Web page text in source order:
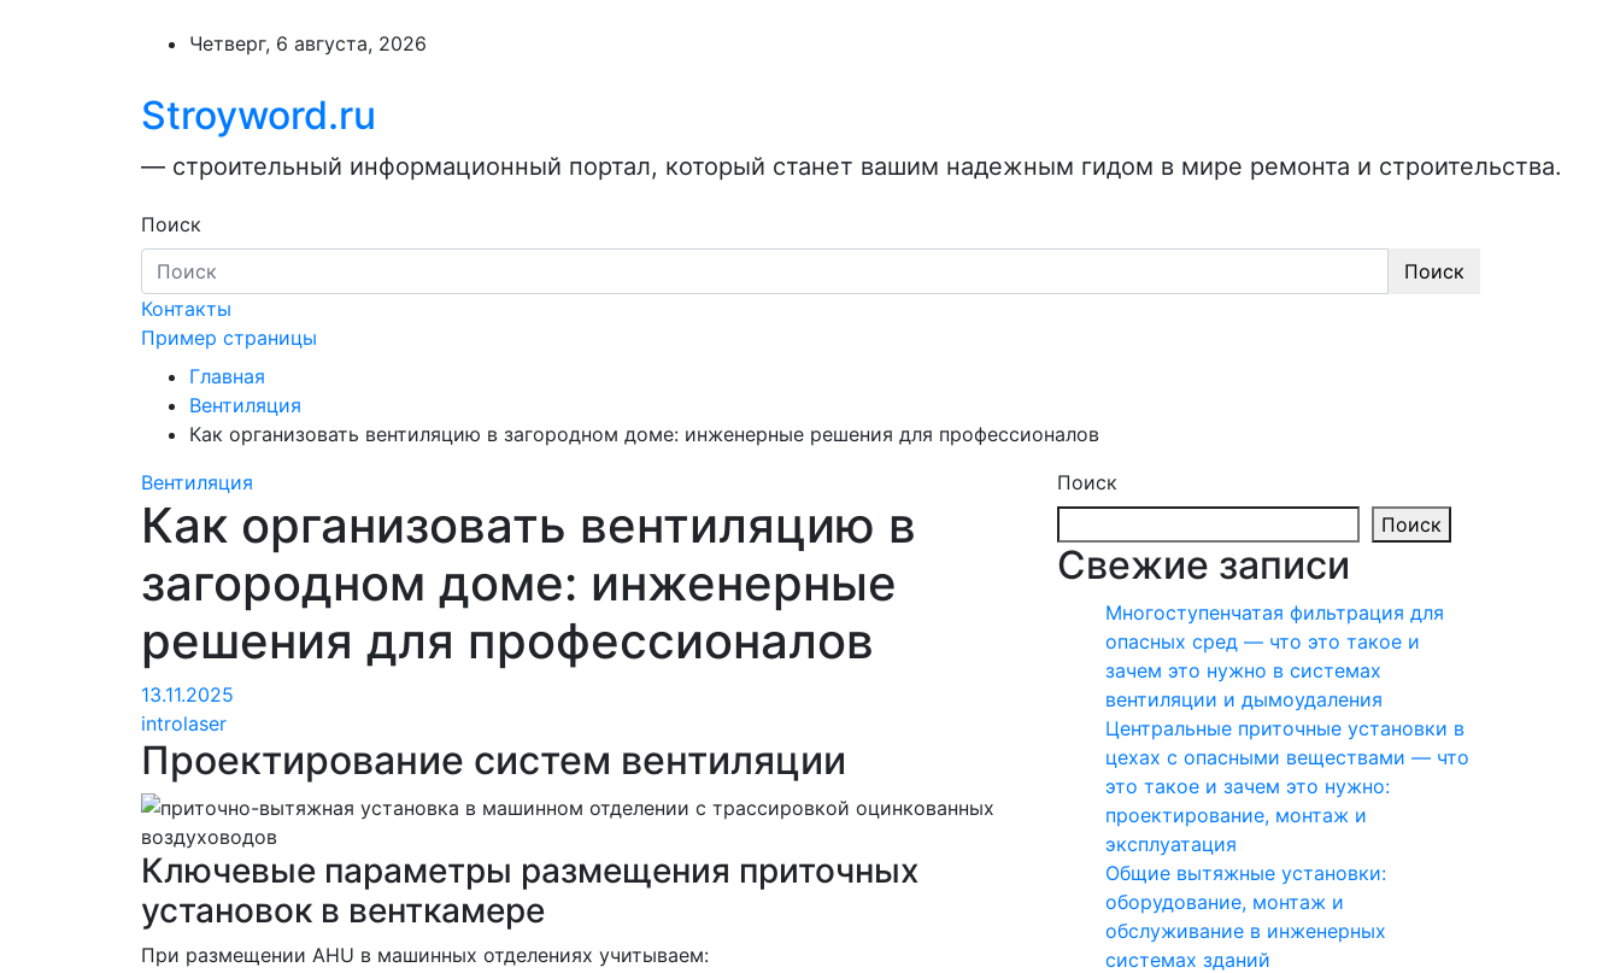
Четверг, 6 августа, 2026
Stroyword.ru
— строительный информационный портал, который станет вашим надежным гидом в мире ремонта и строительства.
Поиск
Поиск
Контакты
Пример страницы
Главная
Вентиляция
Как организовать вентиляцию в загородном доме: инженерные решения для профессионалов
Вентиляция
Как организовать вентиляцию в
загородном доме: инженерные
решения для профессионалов
13.11.2025
introlaser
Проектирование систем вентиляции
Ключевые параметры размещения приточных
установок в венткамере
При размещении AHU в машинных отделениях учитываем:
Поиск
Поиск
Свежие записи
Многоступенчатая фильтрация для
опасных сред — что это такое и
зачем это нужно в системах
вентиляции и дымоудаления
Центральные приточные установки в
цехах с опасными веществами — что
это такое и зачем это нужно:
проектирование, монтаж и
эксплуатация
Общие вытяжные установки:
оборудование, монтаж и
обслуживание в инженерных
системах зданий